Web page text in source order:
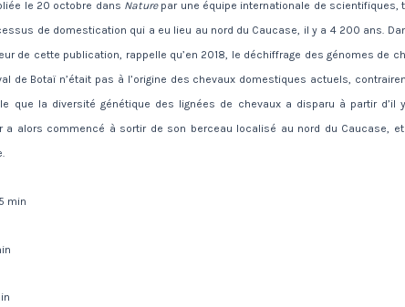
le 20 octobre dans Naturepar une équipe internationale de
de domestication qui a eu lieu au nord du Caucase, il y a 4 200 ans.
de cette publication, rappelle qu’en 2018, le déchiffrage des génomes de
de Botaï n’était pas à l’origine des chevaux domestiques actuels,
que la diversité génétique des lignées de chevaux a disparu à partir
a alors commencé à sortir de son berceau localisé au nord du Caucase,
min